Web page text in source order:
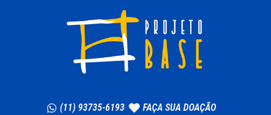
(11) 93735-6193 FAÇA SUA DOAÇÃO